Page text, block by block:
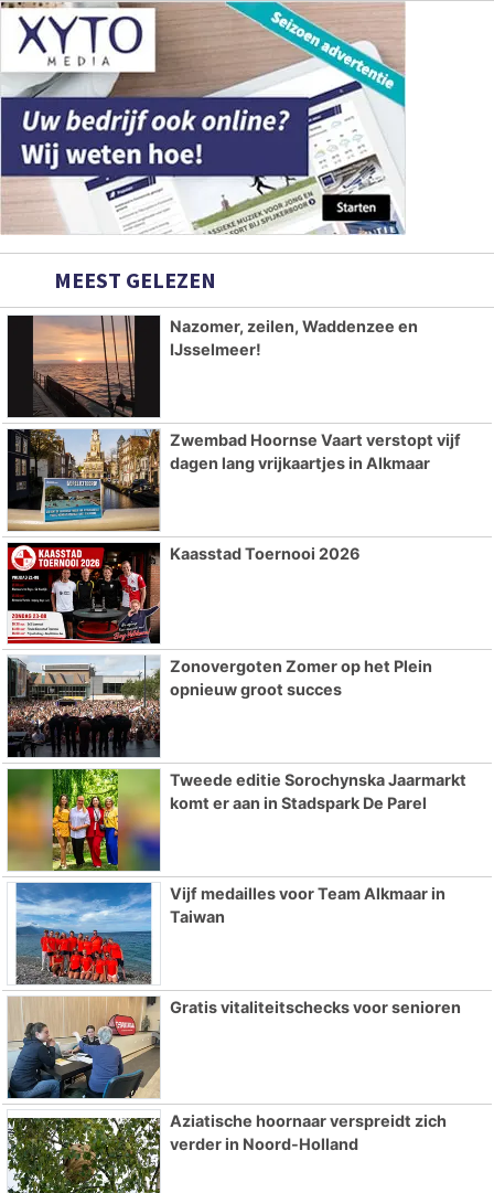
MEEST GELEZEN
Nazomer, zeilen, Waddenzee en
IJsselmeer!
Zwembad Hoornse Vaart verstopt vijf
dagen lang vrijkaartjes in Alkmaar
Kaasstad Toernooi 2026
Zonovergoten Zomer op het Plein
opnieuw groot succes
Tweede editie Sorochynska Jaarmarkt
komt er aan in Stadspark De Parel
Vijf medailles voor Team Alkmaar in
Taiwan
Gratis vitaliteitschecks voor senioren
Aziatische hoornaar verspreidt zich
verder in Noord-Holland